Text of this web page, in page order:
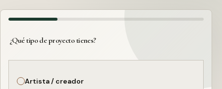
¿Qué tipo de proyecto tienes?
Artista / creador